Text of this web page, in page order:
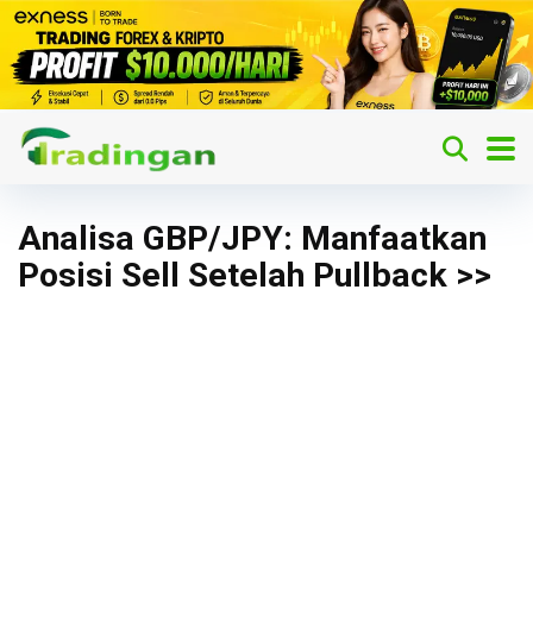
Analisa GBP/JPY: Manfaatkan
Posisi Sell Setelah Pullback >>